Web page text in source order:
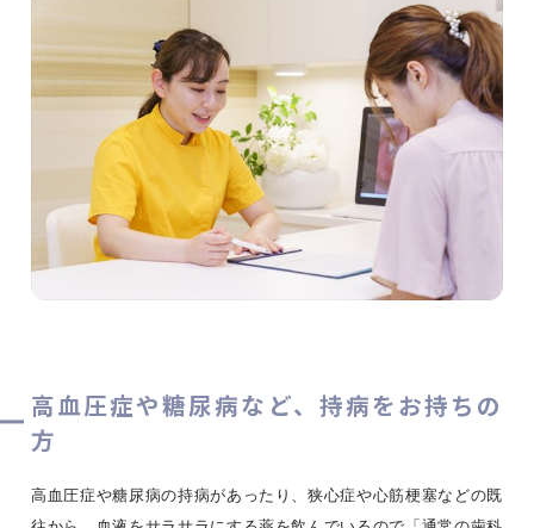
高血圧症や糖尿病など、持病をお持ちの
方
高血圧症や糖尿病の持病があったり、狭心症や心筋梗塞などの既